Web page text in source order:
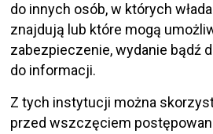
do innych osób, w których
znajdują lub które mogą
zabezpieczenie, wydanie bądź
do informacji.
Z tych instytucji można
przed wszczęciem